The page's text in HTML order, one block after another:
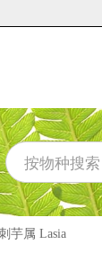
芋属 Lasia